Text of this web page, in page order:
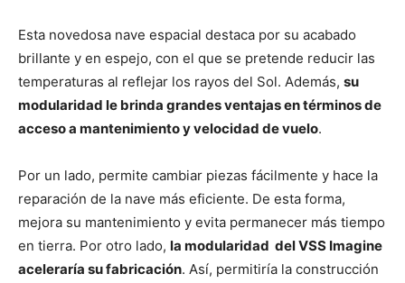
Esta novedosa nave espacial destaca por su acabado
brillante y en espejo, con el que se pretende reducir las
temperaturas al reflejar los rayos del Sol. Además, su
modularidad le brinda grandes ventajas en términos de
acceso a mantenimiento y velocidad de vuelo.
Por un lado, permite cambiar piezas fácilmente y hace la
reparación de la nave más eficiente. De esta forma,
mejora su mantenimiento y evita permanecer más tiempo
en tierra. Por otro lado, la modularidad del VSS Imagine
aceleraría su fabricación. Así, permitiría la construcción